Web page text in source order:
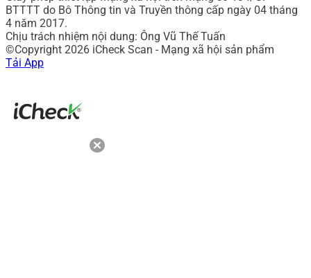
BTTTT do Bô Thông tin và Truyền thông cấp ngày 04 tháng
4 năm 2017.
Chịu trách nhiệm nội dung: Ông Vũ Thế Tuấn
©Copyright 2026 iCheck Scan - Mạng xã hội sản phẩm
Tải App